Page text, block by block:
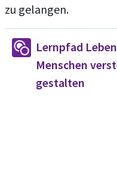
zu gelangen.
Lernpfad
Menschen
gestalten